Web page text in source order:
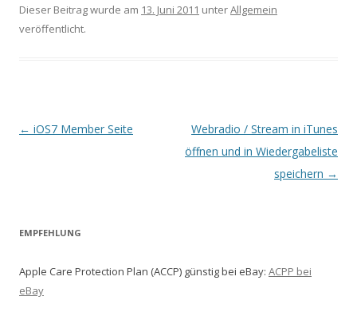
Dieser Beitrag wurde am 13. Juni 2011 unterAllgemein
veröffentlicht.
Beitrags-
← iOS7 Member Seite
Webradio / Stream in iTunes
öffnen und in Wiedergabeliste
speichern →
EMPFEHLUNG
Apple Care Protection Plan (ACCP) günstig bei eBay: ACPP bei
eBay